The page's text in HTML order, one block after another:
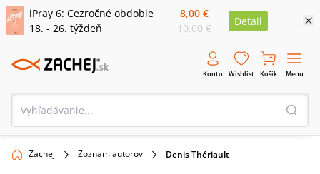
iPray 6: Cezročné obdobie
18. - 26. týždeň
8,00 €
10,00 €
Detail
Konto Wishlist Košík Menu
Zachej Zoznam autorov Denis Thériault